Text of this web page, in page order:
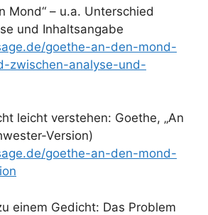
Mond“ – u.a. Unterschied
und Inhaltsangabe
goethe-an-den-mond-
zwischen-analyse-und-
leicht verstehen: Goethe, „An
Version)
goethe-an-den-mond-
einem Gedicht: Das Problem